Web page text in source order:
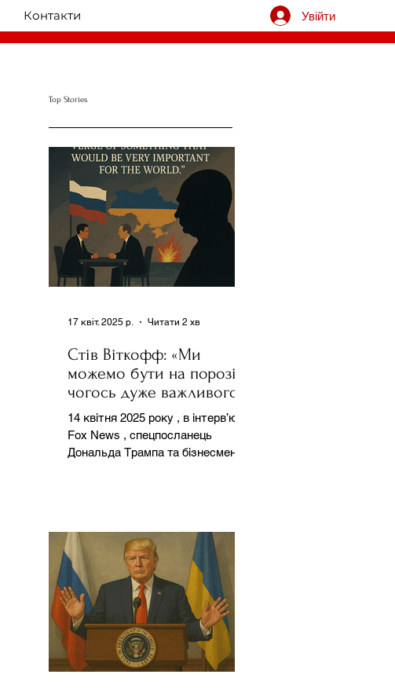
Контакти Увійти
Top Stories
Стів Віткофф: «Ми
можемо бути на порозі
чогось дуже важливого
для світу» — але що це
означає?
14 квітня 2025 року , в інтерв’ю на
Fox News , спецпосланець
Дональда Трампа та бізнесмен
17 квіт. 2025 р. Читати 2 хв